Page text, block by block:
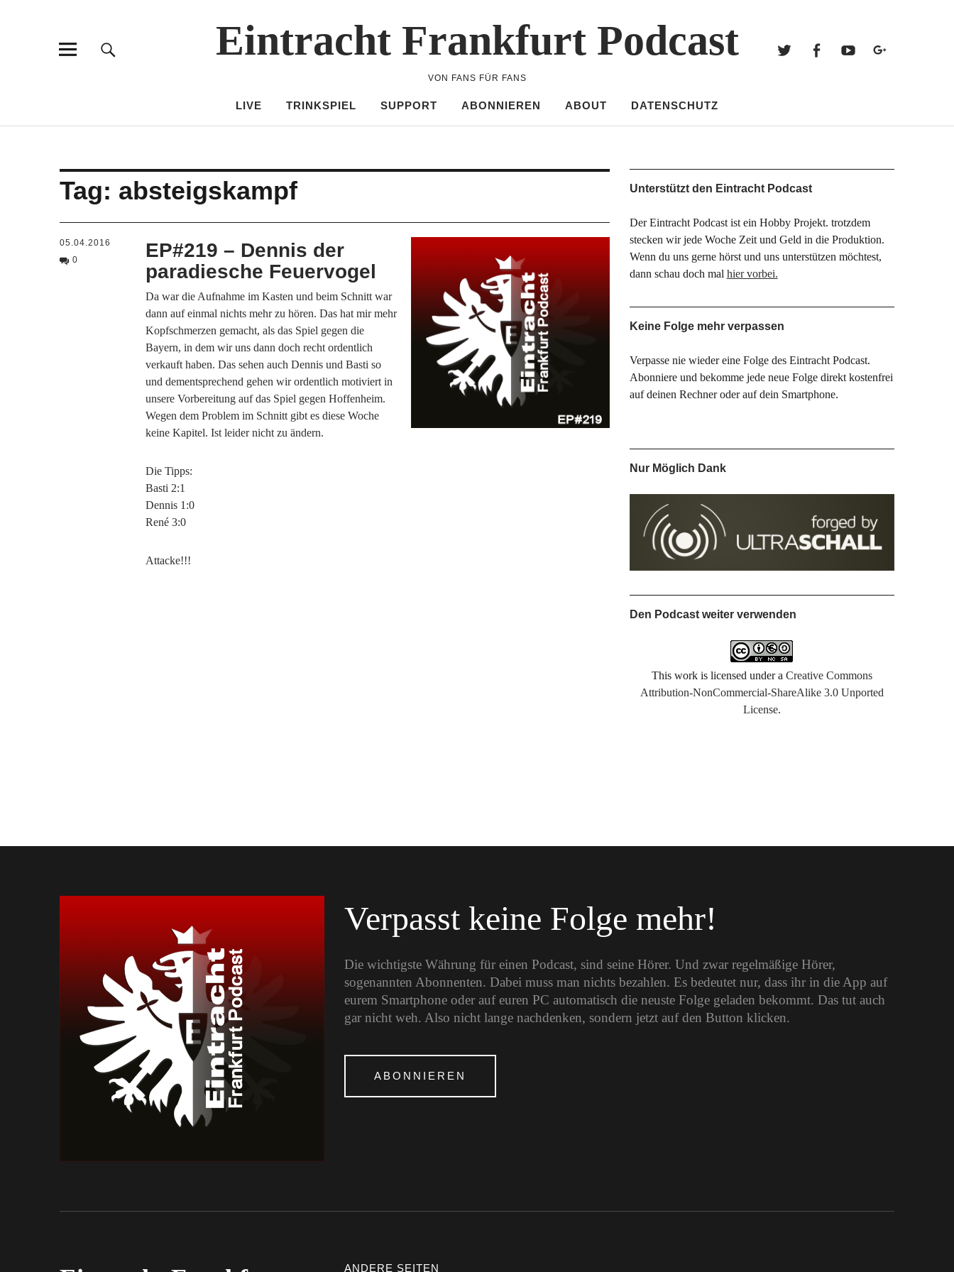
Eintracht Frankfurt Podcast
VON FANS FÜR FANS
LIVE TRINKSPIEL SUPPORT ABONNIEREN ABOUT DATENSCHUTZ
Tag: absteigskampf
05.04.2016
0
EP#219 – Dennis der
paradiesche Feuervogel
Da war die Aufnahme im Kasten und beim Schnitt war
dann auf einmal nichts mehr zu hören. Das hat mir mehr
Kopfschmerzen gemacht, als das Spiel gegen die
Bayern, in dem wir uns dann doch recht ordentlich
verkauft haben. Das sehen auch Dennis und Basti so
und dementsprechend gehen wir ordentlich motiviert in
unsere Vorbereitung auf das Spiel gegen Hoffenheim.
Wegen dem Problem im Schnitt gibt es diese Woche
keine Kapitel. Ist leider nicht zu ändern.
Die Tipps:
Basti 2:1
Dennis 1:0
René 3:0
Attacke!!!
Unterstützt den Eintracht Podcast
Der Eintracht Podcast ist ein Hobby Projekt. trotzdem
stecken wir jede Woche Zeit und Geld in die Produktion.
Wenn du uns gerne hörst und uns unterstützen möchtest,
dann schau doch mal hier vorbei.
Keine Folge mehr verpassen
Verpasse nie wieder eine Folge des Eintracht Podcast.
Abonniere und bekomme jede neue Folge direkt kostenfrei
auf deinen Rechner oder auf dein Smartphone.
Nur Möglich Dank
Den Podcast weiter verwenden
This work is licensed under a Creative Commons
Attribution-NonCommercial-ShareAlike 3.0 Unported
License.
Verpasst keine Folge mehr!
Die wichtigste Währung für einen Podcast, sind seine Hörer. Und zwar regelmäßige Hörer,
sogenannten Abonnenten. Dabei muss man nichts bezahlen. Es bedeutet nur, dass ihr in die App auf
eurem Smartphone oder auf euren PC automatisch die neuste Folge geladen bekommt. Das tut auch
gar nicht weh. Also nicht lange nachdenken, sondern jetzt auf den Button klicken.
ABONNIEREN
ANDERE SEITEN